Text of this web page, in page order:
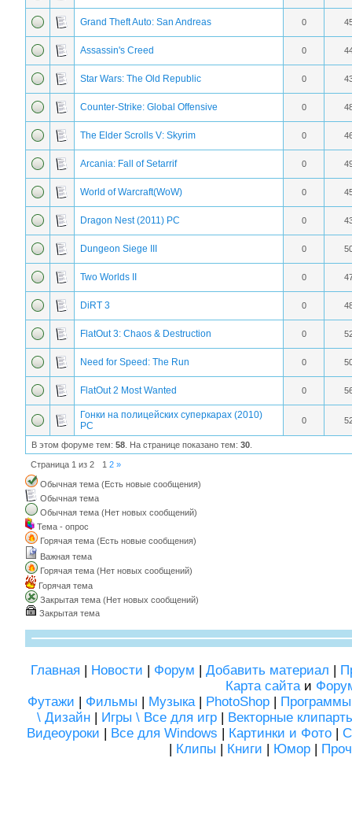
Grand Theft Auto: San Andreas 0
Assassin's Creed 0
Star Wars: The Old Republic 0
Counter-Strike: Global Offensive 0
The Elder Scrolls V: Skyrim 0
Arcania: Fall of Setarrif 0
World of Warcraft(WoW) 0
Dragon Nest (2011) РС 0
Dungeon Siege III 0
Two Worlds II 0
DiRT 3 0
FlatOut 3: Chaos & Destruction 0
Need for Speed: The Run 0
FlatOut 2 Most Wanted 0
Гонки на полицейских суперкарах (2010)
PC
0
В этом форуме тем: 58 . На странице показано тем: 30
Страница 1 из 2 1 2 »
Обычная тема (Есть новые сообщения)
Обычная тема
Обычная тема (Нет новых сообщений)
Тема - опрос
Горячая тема (Есть новые сообщения)
Важная тема
Горячая тема (Нет новых сообщений)
Горячая тема
Закрытая тема (Нет новых сообщений)
Закрытая тема
Главная | Новости | Форум | Добавить материал |
Карта сайтаи
Футажи | Фильмы | Музыка| PhotoShop | Программы
\ Дизайн | Игры \ Все для игр | Векторные
Видеоуроки | Все для Windows | Картинки и Фото|
| Клипы | Книги | Юмор |